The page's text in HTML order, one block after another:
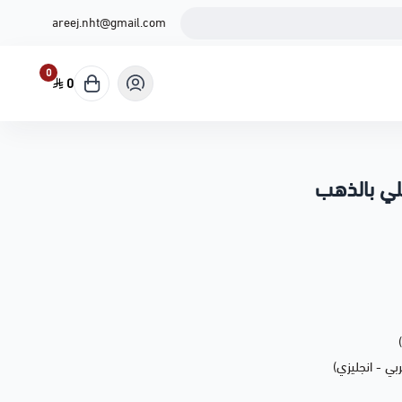
areej.nht@gmail.com
0
0
بالذهب
- انجليزي)